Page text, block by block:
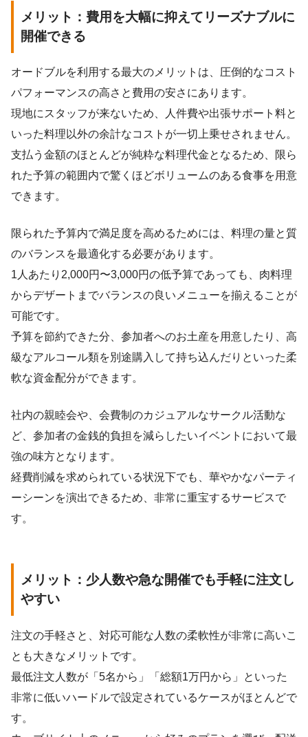
メリット：費用を大幅に抑えてリーズナブルに
開催できる
オードブルを利用する最大のメリットは、圧倒的なコスト
パフォーマンスの高さと費用の安さにあります。
現地にスタッフが来ないため、人件費や出張サポート料と
いった料理以外の余計なコストが一切上乗せされません。
支払う金額のほとんどが純粋な料理代金となるため、限ら
れた予算の範囲内で驚くほどボリュームのある食事を用意
できます。
限られた予算内で満足度を高めるためには、料理の量と質
のバランスを最適化する必要があります。
1人あたり2,000円〜3,000円の低予算であっても、肉料理
からデザートまでバランスの良いメニューを揃えることが
可能です。
予算を節約できた分、参加者へのお土産を用意したり、高
級なアルコール類を別途購入して持ち込んだりといった柔
軟な資金配分ができます。
社内の親睦会や、会費制のカジュアルなサークル活動な
ど、参加者の金銭的負担を減らしたいイベントにおいて最
強の味方となります。
経費削減を求められている状況下でも、華やかなパーティ
ーシーンを演出できるため、非常に重宝するサービスで
す。
メリット：少人数や急な開催でも手軽に注文し
やすい
注文の手軽さと、対応可能な人数の柔軟性が非常に高いこ
とも大きなメリットです。
最低注文人数が「5名から」「総額1万円から」といった
非常に低いハードルで設定されているケースがほとんどで
す。